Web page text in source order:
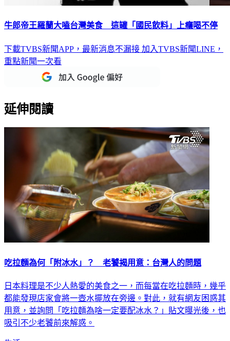
牛郎帝王羅蘭大嗑台灣美食 這罐「國民飲料」上癮喝不停
下載TVBS新聞APP，最新消息不漏接 加入TVBS新聞LINE，
重點新聞一次看
延伸閱讀
吃拉麵為何「附冰水」？ 老饕揭用意：台灣人的問題
日本料理是不少人熱愛的美食之一，而每當在吃拉麵時，幾乎
都能發現店家會將一壺水擺放在旁邊。對此，就有網友困惑其
用意，並詢問「吃拉麵為啥一定要配冰水？」貼文曝光後，也
吸引不少老饕前來解惑。